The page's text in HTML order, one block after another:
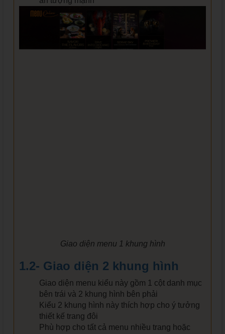
Giao diện menu 1 khung hình
1.2- Giao diện 2 khung hình
Giao diện menu kiểu này gồm 1 cột danh mục
bên trái và 2 khung hình bên phải
Kiểu 2 khung hình này thích hợp cho ý tưởng
thiết kế trang đôi
Phù hợp cho tất cả menu nhiều trang hoặc